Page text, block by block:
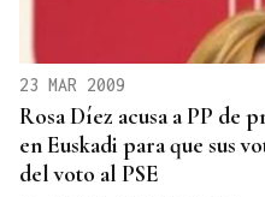
23 MAR 2009
Rosa Díez acusa a PP de
en Euskadi para que sus
del voto al PSE